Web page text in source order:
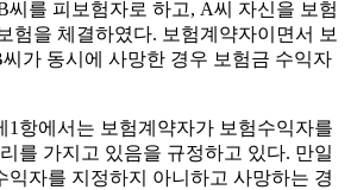
씨를 피보험자로 하고, A씨 자신을 보험
험을 체결하였다. 보험계약자이면서 보
가 동시에 사망한 경우 보험금 수익자
1항에서는 보험계약자가 보험수익자를
를 가지고 있음을 규정하고 있다. 만일
익자를 지정하지 아니하고 사망하는 경